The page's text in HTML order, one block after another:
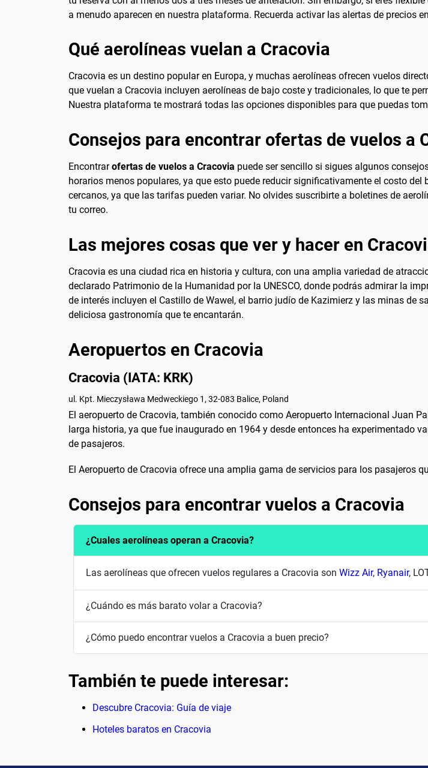
a menudo aparecen en nuestra plataforma. Recuerda activar las alertas de precios
Qué aerolíneas vuelan a Cracovia
Cracovia es un destino popular en Europa, y muchas aerolíneas ofrecen vuelos
que vuelan a Cracovia incluyen aerolíneas de bajo coste y tradicionales, lo que te
Nuestra plataforma te mostrará todas las opciones disponibles para que puedas
Consejos para encontrar ofertas de vuelos a
Encontrarofertas de vuelos a Cracovia puede ser sencillo si sigues algunos
horarios menos populares, ya que esto puede reducir significativamente el costo
cercanos, ya que las tarifas pueden variar. No olvides suscribirte a boletines de
tu correo.
Las mejores cosas que ver y hacer en
Cracovia es una ciudad rica en historia y cultura, con una amplia variedad de
declarado Patrimonio de la Humanidad por la UNESCO, donde podrás admirar la
de interés incluyen el Castillo de Wawel, el barrio judío de Kazimierz y las minas de
deliciosa gastronomía que te encantarán.
Aeropuertos en Cracovia
Cracovia (IATA: KRK)
ul. Kpt. Mieczysława Medweckiego 1, 32-083 Balice, Poland
El aeropuerto de Cracovia, también conocido como Aeropuerto Internacional Juan
larga historia, ya que fue inaugurado en 1964 y desde entonces ha experimentado
de pasajeros.
El Aeropuerto de Cracovia ofrece una amplia gama de servicios para los pasajeros
Consejos para encontrar vuelos a Cracovia
¿Cuales aerolíneas operan a Cracovia?
Las aerolíneas que ofrecen vuelos regulares a Cracovia son Wizz Air, Ryanair,
¿Cuándo es más barato volar a Cracovia?
¿Cómo puedo encontrar vuelos a Cracovia a buen precio?
También te puede interesar:
Descubre Cracovia: Guía de viaje
Hoteles baratos en Cracovia